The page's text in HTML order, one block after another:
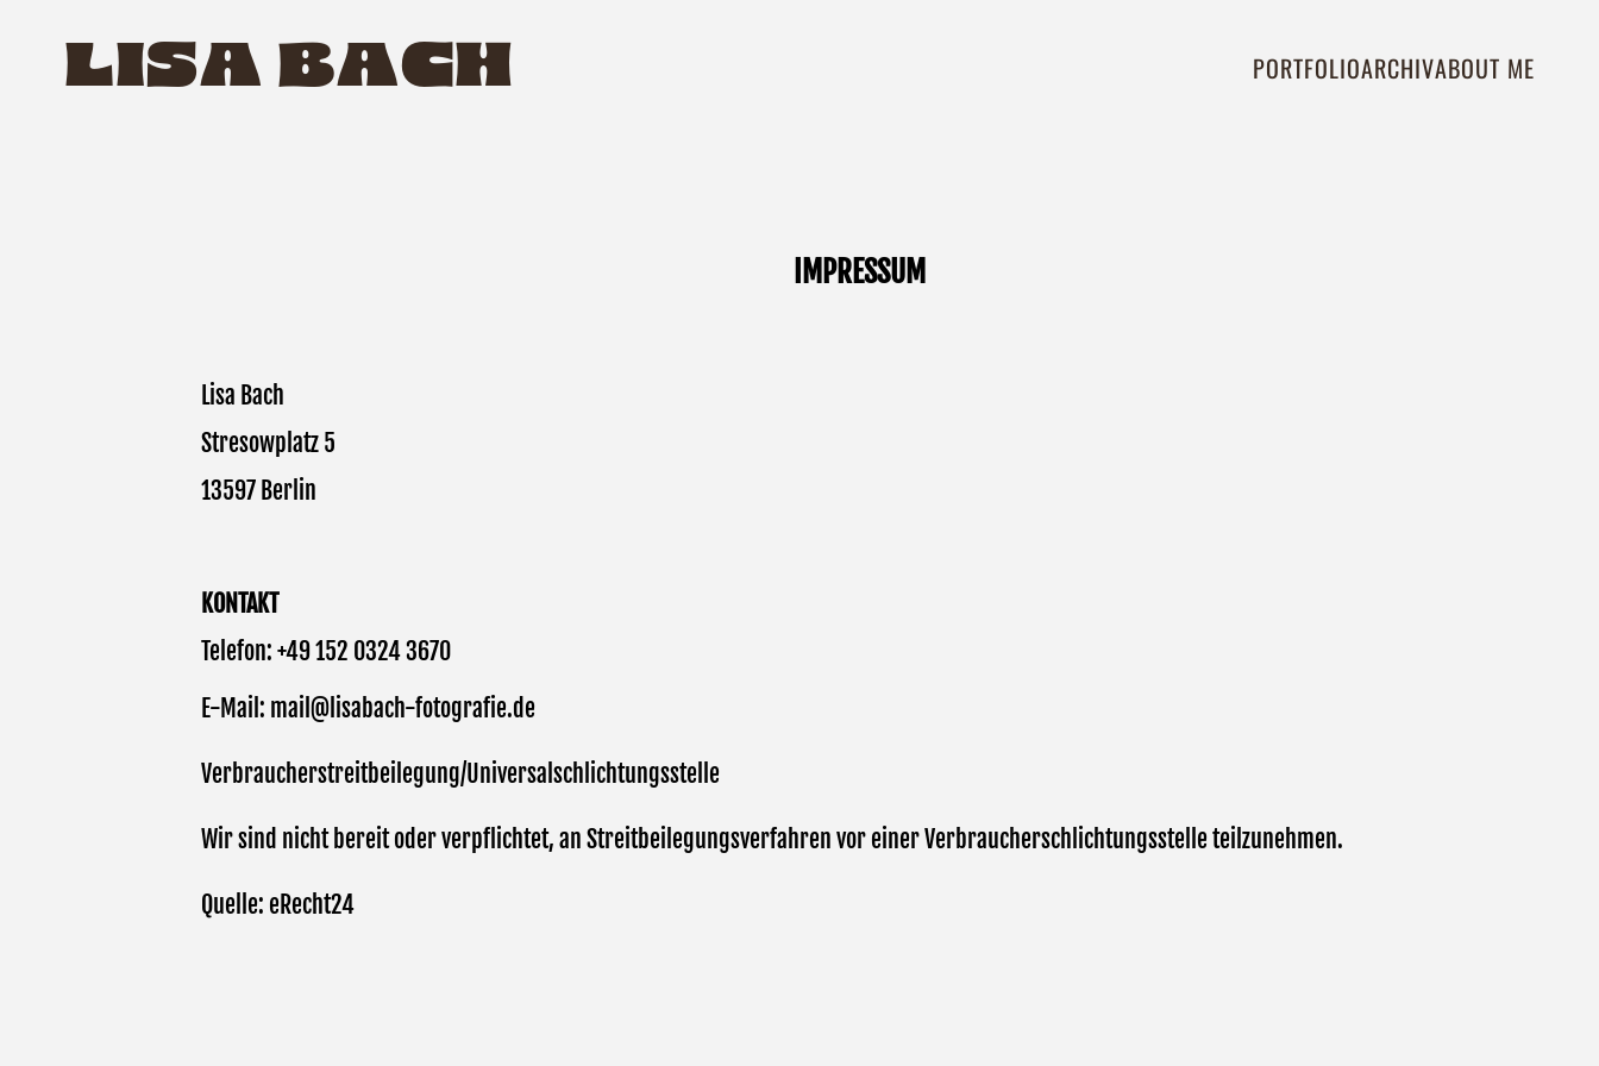
LISA BACH PORTFOLIOARCHIVABOUT ME
IMPRESSUM
Lisa Bach
Stresowplatz 5
13597 Berlin
KONTAKT
Telefon: +49 152 0324 3670
E-Mail: mail@lisabach-fotografie.de
Verbraucherstreitbeilegung/Universalschlichtungsstelle
Wir sind nicht bereit oder verpflichtet, an Streitbeilegungsverfahren vor einer Verbraucherschlichtungsstelle teilzunehmen.
Quelle: eRecht24